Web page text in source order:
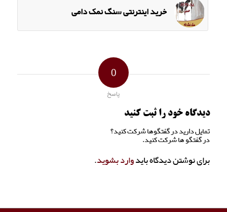
خرید اینترنتی سنگ نمک دامی
0
پاسخ
دیدگاه خود را ثبت کنید
تمایل دارید در گفتگوها شرکت کنید؟
در گفتگو ها شرکت کنید.
برای نوشتن دیدگاه بایدوارد بشوید.